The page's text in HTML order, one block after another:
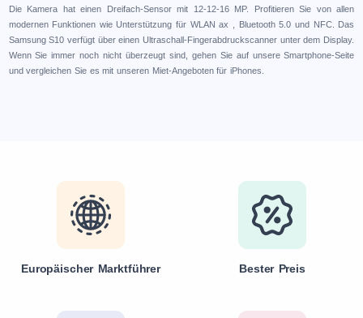
Die Kamera hat einen Dreifach-Sensor mit 12-12-16 MP. Profitieren Sie von allen
modernen Funktionen wie Unterstützung für WLAN ax , Bluetooth 5.0 und NFC. Das
Samsung S10 verfügt über einen Ultraschall-Fingerabdruckscanner unter dem Display.
Wenn Sie immer noch nicht überzeugt sind, gehen Sie auf unsere Smartphone-Seite
und vergleichen Sie es mit unseren Miet-Angeboten für iPhones.
Europäischer Marktführer Bester Preis